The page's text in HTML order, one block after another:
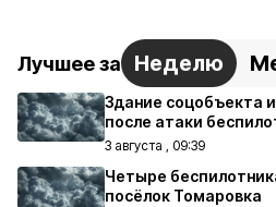
Лучшее за Неделю
Здание соцобъекта
после атаки
3 августа , 09:39
Четыре
посёлок Томаровка